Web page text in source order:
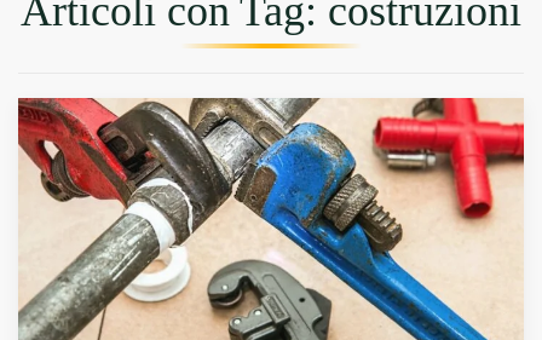
Articoli con Tag: costruzioni